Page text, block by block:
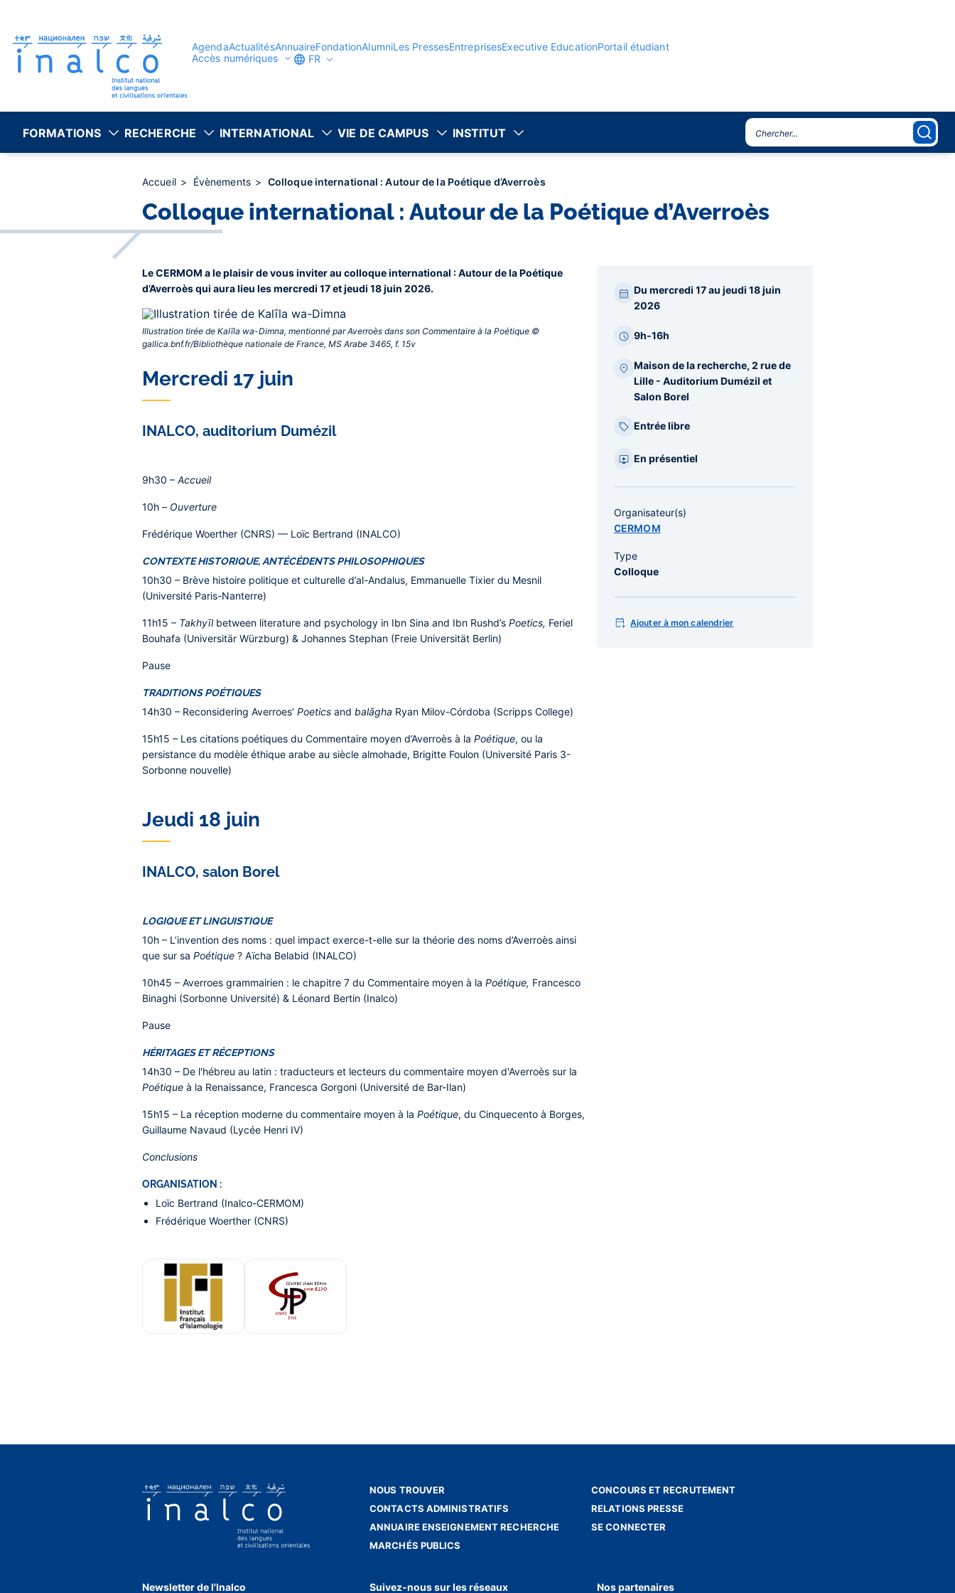
principal
AgendaActualitésAnnuaireFondationAlumniLes PressesEntreprisesExecutive EducationPortail étudiant
Accès numériques
FR
FORMATIONS RECHERCHE INTERNATIONAL VIE DE CAMPUS INSTITUT
Accueil Évènements Colloque international : Autour de la Poétique d’Averroès
Colloque international : Autour de la Poétique d’Averroès
Le CERMOM a le plaisir de vous inviter au colloque international : Autour de la Poétique
d’Averroès qui aura lieu les mercredi 17 et jeudi 18 juin 2026.
Illustration tirée de Kalīla wa-Dimna, mentionné par Averroès dans son Commentaire à la Poétique ©
gallica.bnf.fr/Bibliothèque nationale de France, MS Arabe 3465, f. 15v‎
Paragraphes
barre
latérale
Du mercredi 17 au jeudi 18 juin
2026
9h-16h
Maison de la recherche, 2 rue de
Lille - Auditorium Dumézil et
Salon Borel
Entrée libre
En présentiel
Organisateur(s)
CERMOM
Type
Colloque
Ajouter à mon calendrier
Mercredi 17 juin
INALCO, auditorium Dumézil
9h30 – Accueil
10h – Ouverture
Frédérique Woerther (CNRS) — Loïc Bertrand (INALCO)
CONTEXTE HISTORIQUE, ANTÉCÉDENTS PHILOSOPHIQUES
10h30 – Brève histoire politique et culturelle d’al-Andalus, Emmanuelle Tixier du Mesnil
(Université Paris-Nanterre)
11h15 – Takhyīlbetween literature and psychology in Ibn Sina and Ibn Rushd’s Poetics, Feriel
Bouhafa (Universitär Würzburg) & Johannes Stephan (Freie Universität Berlin)
Pause
TRADITIONS POÉTIQUES
14h30 – Reconsidering Averroes’ Poetics and balāgha Ryan Milov-Córdoba (Scripps College)
15h15 – Les citations poétiques du Commentaire moyen d’Averroès à la Poétique, ou la
persistance du modèle éthique arabe au siècle almohade, Brigitte Foulon (Université Paris 3-
Sorbonne nouvelle)
Jeudi 18 juin
INALCO, salon Borel
LOGIQUE ET LINGUISTIQUE
10h – L’invention des noms : quel impact exerce-t-elle sur la théorie des noms d’Averroès ainsi
que sur sa Poétique ? Aïcha Belabid (INALCO)
10h45 – Averroes grammairien : le chapitre 7 du Commentaire moyen à la Poétique, Francesco
Binaghi (Sorbonne Université) & Léonard Bertin (Inalco)
Pause
HÉRITAGES ET RÉCEPTIONS
14h30 – De l'hébreu au latin : traducteurs et lecteurs du commentaire moyen d'Averroès sur la
Poétique à la Renaissance, Francesca Gorgoni (Université de Bar-Ilan)
15h15 – La réception moderne du commentaire moyen à la Poétique, du Cinquecento à Borges,
Guillaume Navaud (Lycée Henri IV)
Conclusions
ORGANISATION :
Loïc Bertrand (Inalco-CERMOM)
Frédérique Woerther (CNRS)
NOUS TROUVER
CONTACTS ADMINISTRATIFS
ANNUAIRE ENSEIGNEMENT RECHERCHE
MARCHÉS PUBLICS
CONCOURS ET RECRUTEMENT
RELATIONS PRESSE
SE CONNECTER
Newsletter de l'Inalco Suivez-nous sur les réseaux Nos partenaires